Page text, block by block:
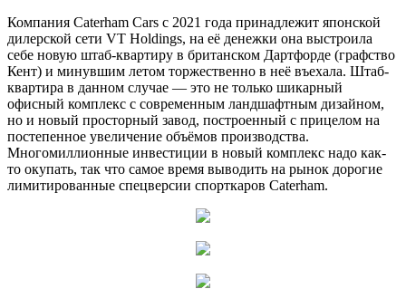
Компания Caterham Cars с 2021 года принадлежит японской
дилерской сети VT Holdings, на её денежки она выстроила
себе новую штаб-квартиру в британском Дартфорде (графство
Кент) и минувшим летом торжественно в неё въехала. Штаб-
квартира в данном случае — это не только шикарный
офисный комплекс с современным ландшафтным дизайном,
но и новый просторный завод, построенный с прицелом на
постепенное увеличение объёмов производства.
Многомиллионные инвестиции в новый комплекс надо как-
то окупать, так что самое время выводить на рынок дорогие
лимитированные спецверсии спорткаров Caterham.